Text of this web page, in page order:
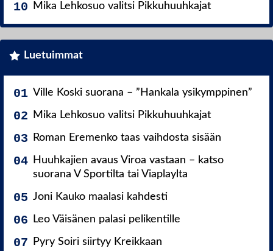
Mika Lehkosuo valitsi Pikkuhuuhkajat
Luetuimmat
Ville Koski suorana – ”Hankala ysikymppinen”
Mika Lehkosuo valitsi Pikkuhuuhkajat
Roman Eremenko taas vaihdosta sisään
Huuhkajien avaus Viroa vastaan – katso
suorana V Sportilta tai Viaplaylta
Joni Kauko maalasi kahdesti
Leo Väisänen palasi pelikentille
Pyry Soiri siirtyy Kreikkaan